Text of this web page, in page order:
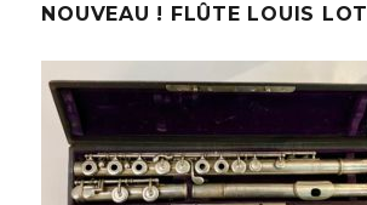
NOUVEAU ! FLÛTE LOUIS LOT